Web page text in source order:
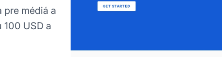
pre médiá a
USD a